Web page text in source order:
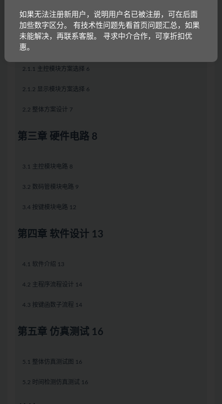
第二章 系统方案设计 6
2.1 主要模块选择 6
2.1.1 主控模块方案选择 6
2.1.2 显示模块方案选择 6
2.2 整体方案设计 7
第三章 硬件电路 8
3.1 主控模块电路 8
3.2 数码管模块电路 9
3.4 按键模块电路 12
第四章 软件设计 13
4.1 软件介绍 13
4.2 主程序流程设计 14
4.3 按键函数子流程 14
第五章 仿真测试 16
5.1 整体仿真测试图 16
5.2 时间检测仿真测试 16
如果无法注册新用户，说明用户名已被注册，可在后面
加些数字区分。 有技术性问题先看首页问题汇总，如果
未能解决，再联系客服。 寻求中介合作，可享折扣优
惠。